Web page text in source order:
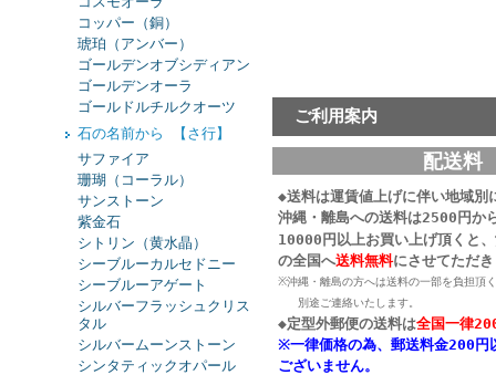
コッパー（銅）
琥珀（アンバー）
ゴールデンオブシディアン
ゴールデンオーラ
ゴールドルチルクオーツ
石の名前から 【さ行】
サファイア
珊瑚（コーラル）
サンストーン
紫金石
シトリン（黄水晶）
シーブルーカルセドニー
シーブルーアゲート
シルバーフラッシュクリス
タル
シルバームーンストーン
シンタティックオパール
ご利用案内
配送料
◆送料は運賃値上げに伴い地域別
沖縄・離島への送料は2500円か
10000円以上お買い上げ頂くと
の全国へ送料無料にさせてただ
※沖縄・離島の方へは送料の一部を負担頂
別途ご連絡いたします。
◆定型外郵便の送料は全国一律
※一律価格の為、郵送料金200円
ございません。